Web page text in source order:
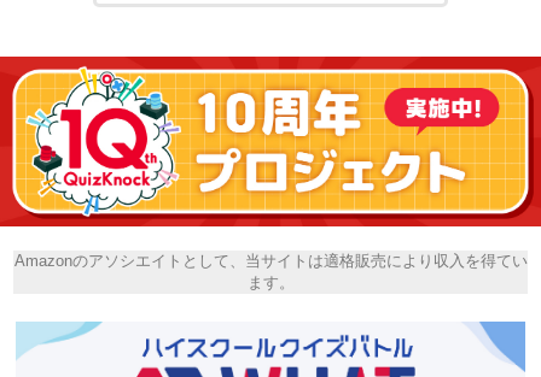
Amazonのアソシエイトとして、当サイトは適格販売により収入を得てい
ます。